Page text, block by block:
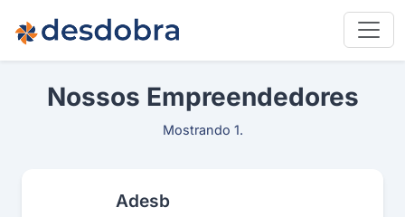
Nossos Empreendedores
Mostrando 1.
Adesb